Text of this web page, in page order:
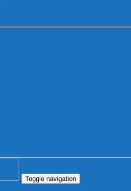
Toggle navigation